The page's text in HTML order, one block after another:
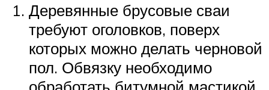
Деревянные брусовые сваи
требуют оголовков, поверх
которых можно делать черновой
пол. Обвязку необходимо